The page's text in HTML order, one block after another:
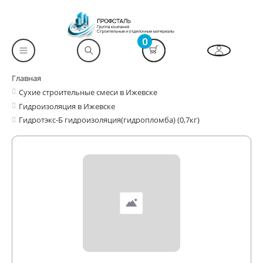
0
Главная
Сухие строительные смеси в Ижевске
Гидроизоляция в Ижевске
Гидротэкс-Б гидроизоляция(гидропломба) (0,7кг)